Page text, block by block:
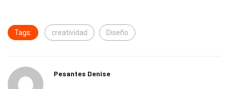
Tags: creatividad Diseño
Pesantes Denise